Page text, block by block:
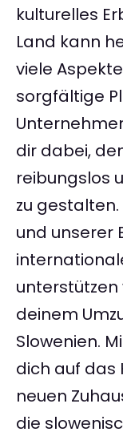
kulturelles
Land kann
viele
sorgfältige
dir dabei,
reibungslos
zu
und unserer
unterstützen
deinem
Slowenien.
dich auf das
neuen
die